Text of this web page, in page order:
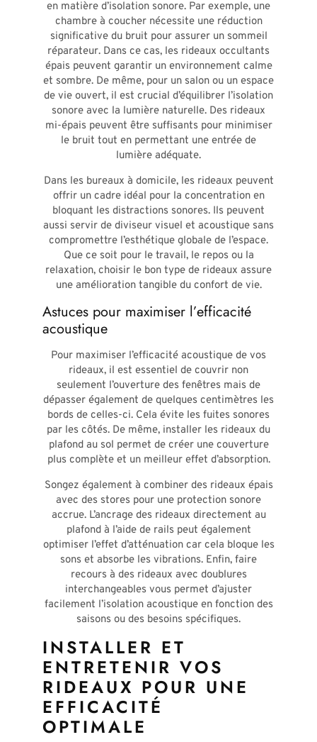
en matière d’isolation sonore. Par exemple, une
chambre à coucher nécessite une réduction
significative du bruit pour assurer un sommeil
réparateur. Dans ce cas, les rideaux occultants
épais peuvent garantir un environnement calme
et sombre. De même, pour un salon ou un espace
de vie ouvert, il est crucial d’équilibrer l’isolation
sonore avec la lumière naturelle. Des rideaux
mi-épais peuvent être suffisants pour minimiser
le bruit tout en permettant une entrée de
lumière adéquate.
Dans les bureaux à domicile, les rideaux peuvent
offrir un cadre idéal pour la concentration en
bloquant les distractions sonores. Ils peuvent
aussi servir de diviseur visuel et acoustique sans
compromettre l’esthétique globale de l’espace.
Que ce soit pour le travail, le repos ou la
relaxation, choisir le bon type de rideaux assure
une amélioration tangible du confort de vie.
Astuces pour maximiser l’efficacité
acoustique
Pour maximiser l’efficacité acoustique de vos
rideaux, il est essentiel de couvrir non
seulement l’ouverture des fenêtres mais de
dépasser également de quelques centimètres les
bords de celles-ci. Cela évite les fuites sonores
par les côtés. De même, installer les rideaux du
plafond au sol permet de créer une couverture
plus complète et un meilleur effet d’absorption.
Songez également à combiner des rideaux épais
avec des stores pour une protection sonore
accrue. L’ancrage des rideaux directement au
plafond à l’aide de rails peut également
optimiser l’effet d’atténuation car cela bloque les
sons et absorbe les vibrations. Enfin, faire
recours à des rideaux avec doublures
interchangeables vous permet d’ajuster
facilement l’isolation acoustique en fonction des
saisons ou des besoins spécifiques.
INSTALLER ET
ENTRETENIR VOS
RIDEAUX POUR UNE
EFFICACITÉ
OPTIMALE